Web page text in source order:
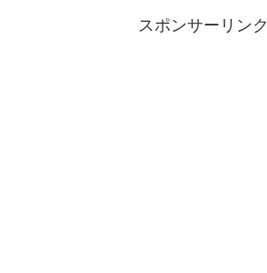
スポンサーリンク